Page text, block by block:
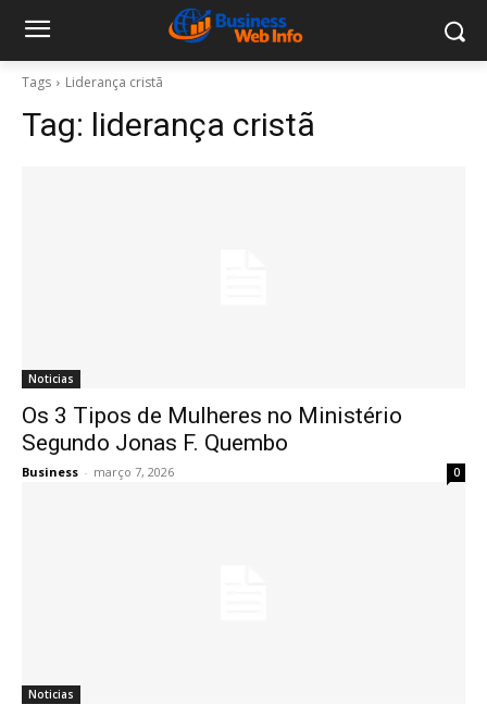
Tags Liderança cristã
Tag: liderança cristã
Noticias
Os 3 Tipos de Mulheres no Ministério
Segundo Jonas F. Quembo
Business - março 7, 2026 0
Noticias